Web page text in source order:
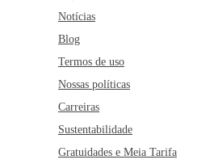
Notícias
Blog
Termos de uso
Nossas políticas
Carreiras
Sustentabilidade
Gratuidades e Meia Tarifa